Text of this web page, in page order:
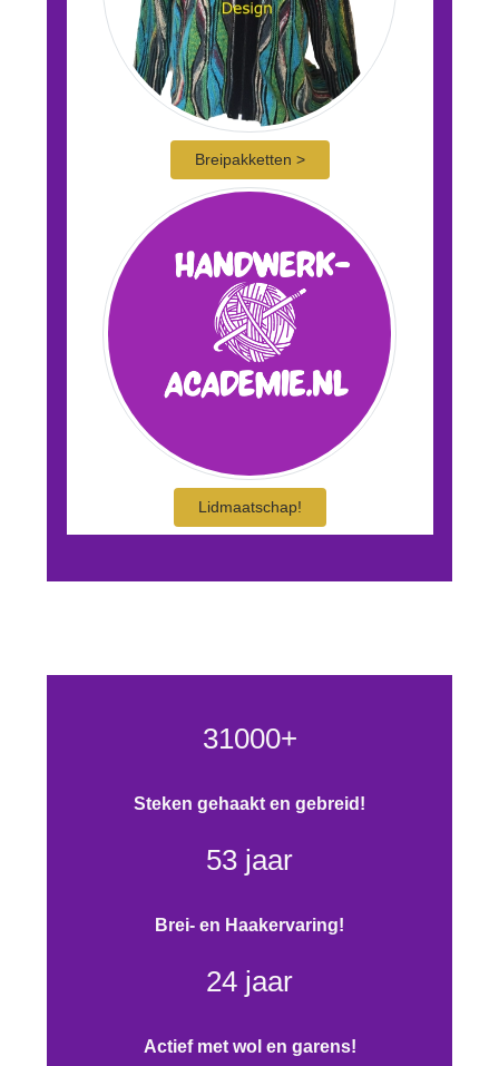
Breipakketten >
Lidmaatschap!
31000+
Steken gehaakt en gebreid!
53 jaar
Brei- en Haakervaring!
24 jaar
Actief met wol en garens!